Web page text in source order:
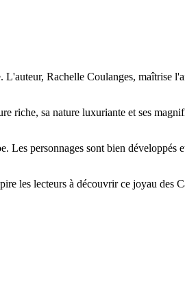
Rachelle Coulanges, maîtrise
riche, sa nature luxuriante et ses
personnages sont bien développés
les lecteurs à découvrir ce joyau des